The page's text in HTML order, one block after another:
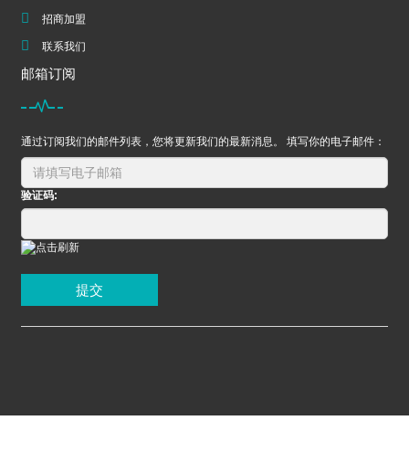
招商加盟
联系我们
邮箱订阅
通过订阅我们的邮件列表，您将更新我们的最新消息。 填写你的电子邮件：
验证码:
提交